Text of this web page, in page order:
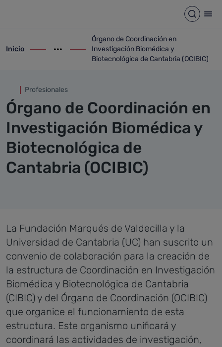
Órgano de Coordinación en
Abrir
ir-a inicio
Inicio
Mostrar opciones del camino de migas
ir-a Órgano de Coordinación en
Órgano de Coordinación en
Investigación Biomédica y
Biotecnológica de Cantabria (OCIBIC)
Profesionales
Órgano de Coordinación en
Investigación Biomédica y
Biotecnológica de
Cantabria (OCIBIC)
La Fundación Marqués de Valdecilla y la
Universidad de Cantabria (UC) han suscrito un
convenio de colaboración para la creación de
la estructura de Coordinación en Investigación
Biomédica y Biotecnológica de Cantabria
(CIBIC) y del Órgano de Coordinación (OCIBIC)
que organice el funcionamiento de esta
estructura. Este organismo unificará y
coordinará las actividades de investigación,